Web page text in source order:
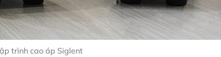
trình cao áp Siglent